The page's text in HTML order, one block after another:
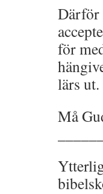
Därför
för
lärs ut.
Må